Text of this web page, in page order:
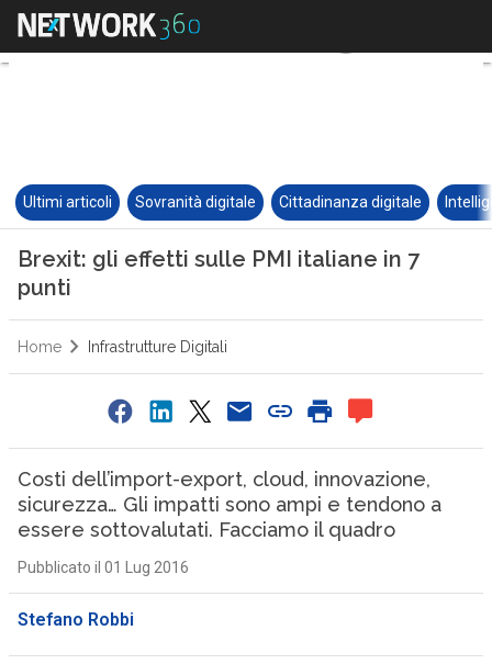
Ultimi articoli Sovranità digitale Cittadinanza digitale
Brexit: gli effetti sulle PMI italiane in 7
punti
Home Infrastrutture Digitali
Costi dell’import-export, cloud, innovazione,
sicurezza… Gli impatti sono ampi e tendono a
essere sottovalutati. Facciamo il quadro
Pubblicato il 01 Lug 2016
Stefano Robbi